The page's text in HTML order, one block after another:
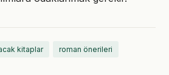
kitaplar roman önerileri